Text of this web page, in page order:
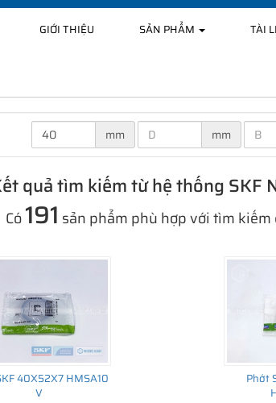
GIỚI THIỆU SẢN PHẨM TÀI
mm mm
quả tìm kiếm từ hệ thống SKF
Có191 sản phẩm phù hợp với tìm kiếm
40X52X7 HMSA10
V
Phớt